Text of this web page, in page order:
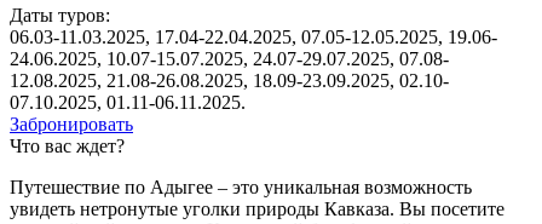
Даты туров:
06.03-11.03.2025, 17.04-22.04.2025, 07.05-12.05.2025, 19.06-
24.06.2025, 10.07-15.07.2025, 24.07-29.07.2025, 07.08-
12.08.2025, 21.08-26.08.2025, 18.09-23.09.2025, 02.10-
07.10.2025, 01.11-06.11.2025.
Забронировать
Что вас ждет?
Путешествие по Адыгее – это уникальная возможность
увидеть нетронутые уголки природы Кавказа. Вы посетите